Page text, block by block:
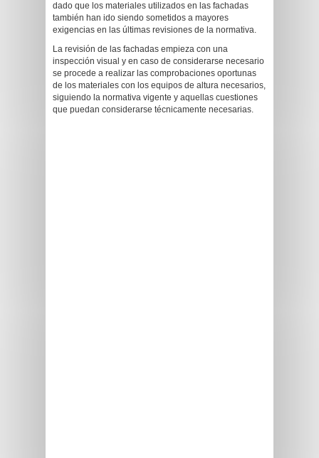
dado que los materiales utilizados en las fachadas
también han ido siendo sometidos a mayores
exigencias en las últimas revisiones de la normativa.
La revisión de las fachadas empieza con una
inspección visual y en caso de considerarse necesario
se procede a realizar las comprobaciones oportunas
de los materiales con los equipos de altura necesarios,
siguiendo la normativa vigente y aquellas cuestiones
que puedan considerarse técnicamente necesarias.